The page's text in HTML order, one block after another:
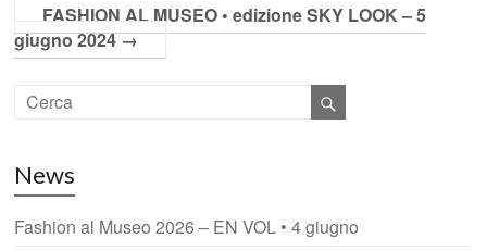
FASHION AL MUSEO • edizione SKY LOOK – 5
giugno 2024→
News
Fashion al Museo 2026 – EN VOL • 4 giugno